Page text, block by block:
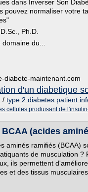
dans Inverser Son
pouvez normaliser votre
Ph.D.
du...
diabete-maintenant.com
d'un diabetique
/ type 2 diabetes patient
cellules produisant de
(acides
aminés ramifiés (BCAA)
de musculation
ils permettent
et des tissus